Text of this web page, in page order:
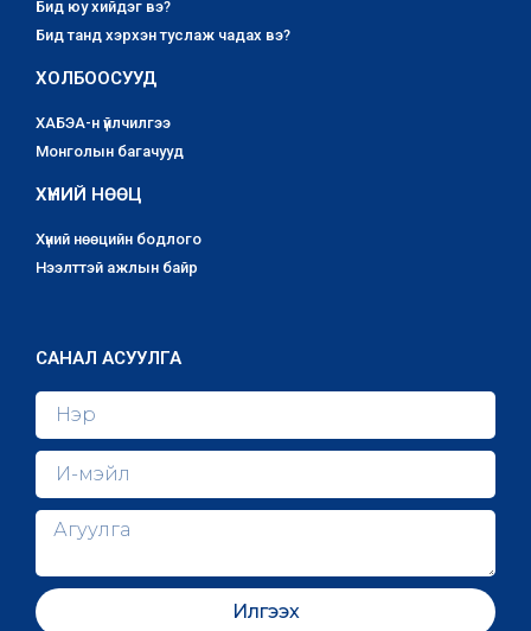
Бид юу хийдэг вэ?
Бид танд хэрхэн туслаж чадах вэ?
ХОЛБООСУУД
ХАБЭА-н үйлчилгээ
Монголын багачууд
ХҮНИЙ НӨӨЦ
Хүний нөөцийн бодлого
Нээлттэй ажлын байр
САНАЛ АСУУЛГА
Илгээх